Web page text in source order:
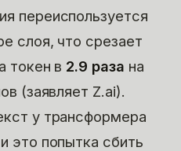
переиспользуется
слоя, что срезает
токен в 2.9 раза на
(заявляет Z.ai).
у трансформера
это попытка сбить